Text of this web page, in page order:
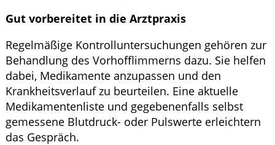
Gut vorbereitet in die Arztpraxis
Regelmäßige Kontrolluntersuchungen gehören zur
Behandlung des Vorhofflimmerns dazu. Sie helfen
dabei, Medikamente anzupassen und den
Krankheitsverlauf zu beurteilen. Eine aktuelle
Medikamentenliste und gegebenenfalls selbst
gemessene Blutdruck- oder Pulswerte erleichtern
das Gespräch.